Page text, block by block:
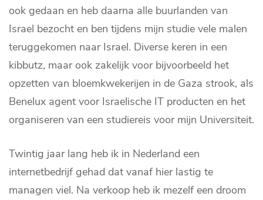
ook gedaan en heb daarna alle buurlanden van
Israel bezocht en ben tijdens mijn studie vele malen
teruggekomen naar Israel. Diverse keren in een
kibbutz, maar ook zakelijk voor bijvoorbeeld het
opzetten van bloemkwekerijen in de Gaza strook, als
Benelux agent voor Israelische IT producten en het
organiseren van een studiereis voor mijn Universiteit.
Twintig jaar lang heb ik in Nederland een
internetbedrijf gehad dat vanaf hier lastig te
managen viel. Na verkoop heb ik mezelf een droom